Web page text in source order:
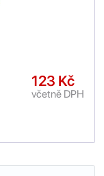
123 Kč
včetně DPH